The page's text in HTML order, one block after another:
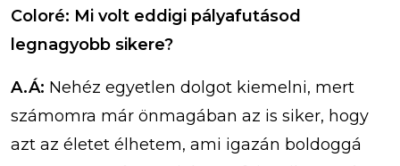
Coloré: Mi volt eddigi pályafutásod
legnagyobb sikere?
A.Á: Nehéz egyetlen dolgot kiemelni, mert
számomra már önmagában az is siker, hogy
azt az életet élhetem, ami igazán boldoggá